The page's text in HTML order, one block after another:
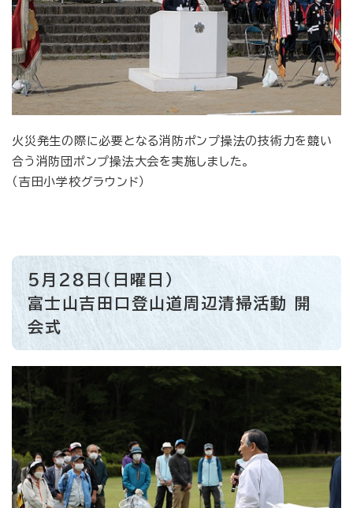
火災発生の際に必要となる消防ポンプ操法の技術力を競い
合う消防団ポンプ操法大会を実施しました。
（吉田小学校グラウンド）
5月28日（日曜日）
富士山吉田口登山道周辺清掃活動 開
会式